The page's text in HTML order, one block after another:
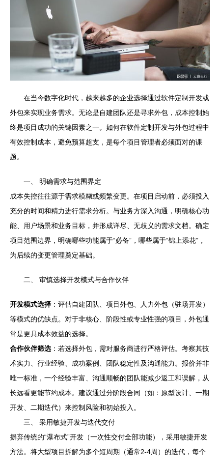
在当今数字化时代，越来越多的企业选择通过软件定制开发或
外包来实现业务需求。无论是自建团队还是寻求外包，成本控制始
终是项目成功的关键因素之一。如何在软件定制开发与外包过程中
有效控制成本，避免预算超支，是每个项目管理者必须面对的课
题。
一、 明确需求与范围界定
成本失控往往源于需求模糊或频繁变更。在项目启动前，必须投入
充分的时间和精力进行需求分析。与业务方深入沟通，明确核心功
能、用户场景和业务目标，并形成详尽、无歧义的需求文档。确定
项目范围边界，明确哪些功能属于“必备”，哪些属于“锦上添花”，
为后续的变更管理奠定基础。
二、 审慎选择开发模式与合作伙伴
开发模式选择 ：评估自建团队、项目外包、人力外包（驻场开发）
等模式的优缺点。对于非核心、阶段性或专业性强的项目，外包通
常是更具成本效益的选择。
合作伙伴筛选：若选择外包，需对服务商进行严格评估。考察其技
术实力、行业经验、成功案例、团队稳定性及沟通能力。报价并非
唯一标准，一个经验丰富、沟通顺畅的团队能减少返工和误解，从
长远看更能节约成本。建议通过分阶段合同（如：原型设计、一期
开发、二期迭代）来控制风险和初始投入。
三、 采用敏捷开发与迭代交付
摒弃传统的“瀑布式”开发（一次性交付全部功能），采用敏捷开发
方法。将大型项目拆解为多个短周期（通常2-4周）的迭代，每个